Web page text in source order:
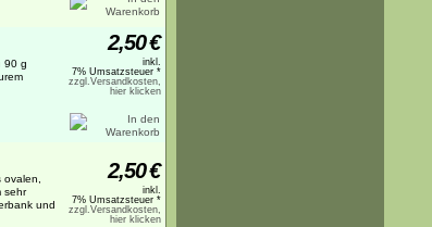
90 g
2,50€
inkl.
7% Umsatzsteuer *
zzgl.Versandkosten,
hier klicken
sehr
und
2,50€
inkl.
7% Umsatzsteuer *
zzgl.Versandkosten,
hier klicken